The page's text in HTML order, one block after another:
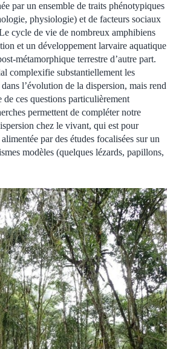
par un ensemble de traits phénotypiques
physiologie) et de facteurs sociaux
cycle de vie de nombreux amphibiens
et un développement larvaire aquatique
métamorphique terrestre d’autre part.
complexifie substantiellement les
l’évolution de la dispersion, mais rend
de ces questions particulièrement
permettent de compléter notre
chez le vivant, qui est pour
par des études focalisées sur un
modèles (quelques lézards, papillons,